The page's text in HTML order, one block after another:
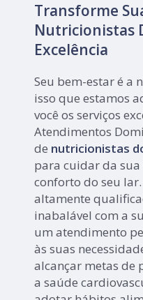
Transforme
Nutricionistas
Excelência
Seu bem-estar é a
isso que estamos
você os serviços
Atendimentos
de nutricionistas
para cuidar da
conforto do seu
altamente
inabalável com a
um atendimento
às suas
alcançar metas de
a saúde